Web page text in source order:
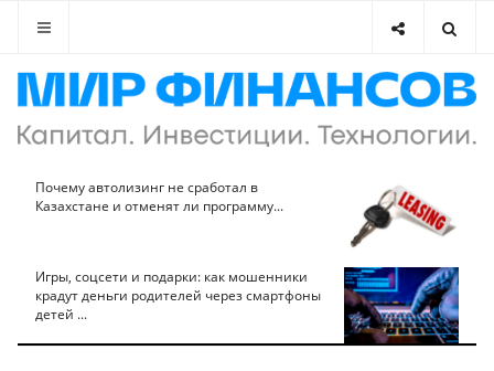
Почему автолизинг не сработал в
Казахстане и отменят ли программу...
Игры, соцсети и подарки: как мошенники
крадут деньги родителей через смартфоны
детей ...